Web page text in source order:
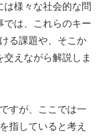
は様々な社会的な問
では、これらのキー
る課題や、そこか
えながら解説しま
すが、ここでは一
指していると考え